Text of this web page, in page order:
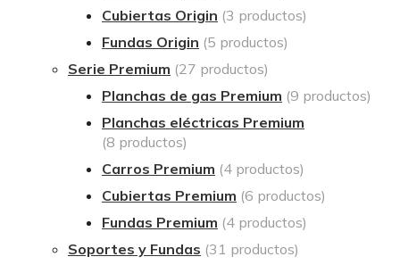
Cubiertas Origin (3 productos)
Fundas Origin (5 productos)
Serie Premium (27 productos)
Planchas de gas Premium (9 productos)
Planchas eléctricas Premium
(8 productos)
Carros Premium (4 productos)
Cubiertas Premium (6 productos)
Fundas Premium (4 productos)
Soportes y Fundas (31 productos)